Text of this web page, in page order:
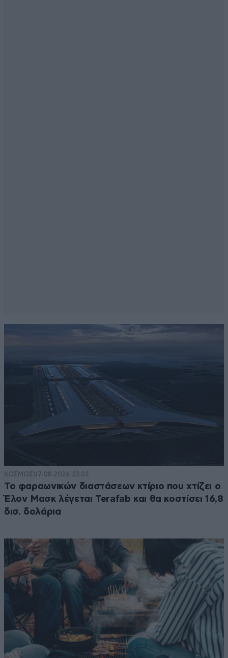
ΚΟΣΜΟΣ07·08·2026 23:03
Το φαραωνικών διαστάσεων κτίριο που χτίζει ο
Έλον Μασκ λέγεται Terafab και θα κοστίσει 16,8
δισ. δολάρια